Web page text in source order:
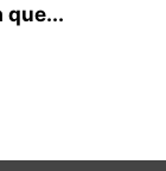
que...